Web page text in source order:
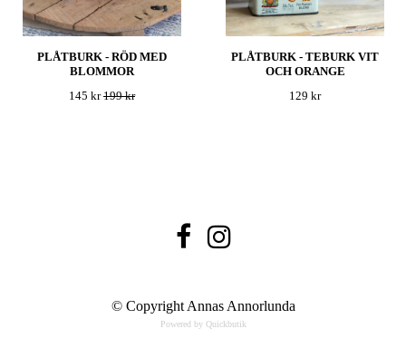
PLÅTBURK - RÖD MED
BLOMMOR
145 kr199 kr
PLÅTBURK - TEBURK VIT
OCH ORANGE
129 kr
© Copyright Annas Annorlunda
Powered by Quickbutik